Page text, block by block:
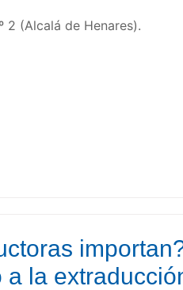
2 (Alcalá de Henares).
la